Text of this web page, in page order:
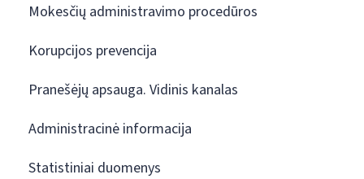
Mokesčių administravimo procedūros
Korupcijos prevencija
Pranešėjų apsauga. Vidinis kanalas
Administracinė informacija
Statistiniai duomenys